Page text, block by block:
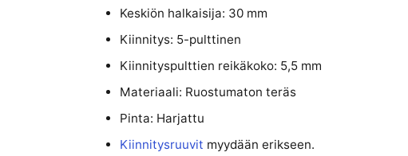
Keskiön halkaisija: 30 mm
Kiinnitys: 5-pulttinen
Kiinnityspulttien reikäkoko: 5,5 mm
Materiaali: Ruostumaton teräs
Pinta: Harjattu
Kiinnitysruuvit myydään erikseen.